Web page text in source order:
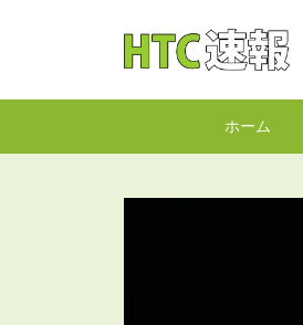
ホーム